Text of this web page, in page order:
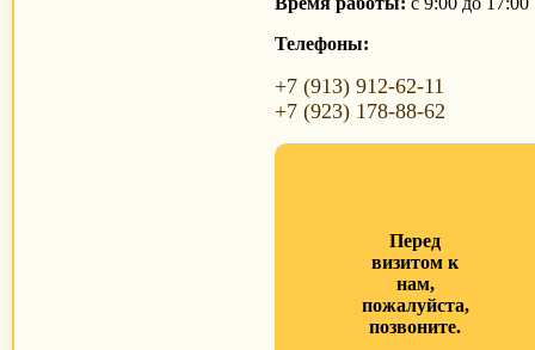
Телефоны:
+7 (913) 912-62-11
+7 (923) 178-88-62
Перед
визитом к
нам,
пожалуйста,
позвоните.